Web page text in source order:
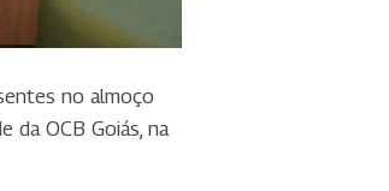
no almoço
da OCB Goiás, na